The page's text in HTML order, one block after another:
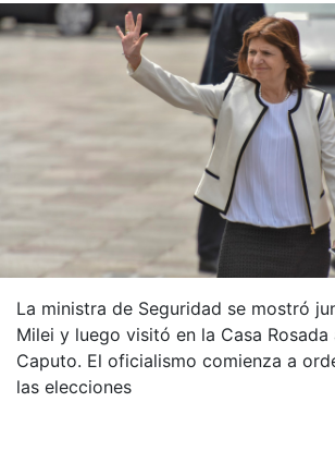
La ministra de Seguridad se mostró
Milei y luego visitó en la Casa Rosada
Caputo. El oficialismo comienza a
las elecciones